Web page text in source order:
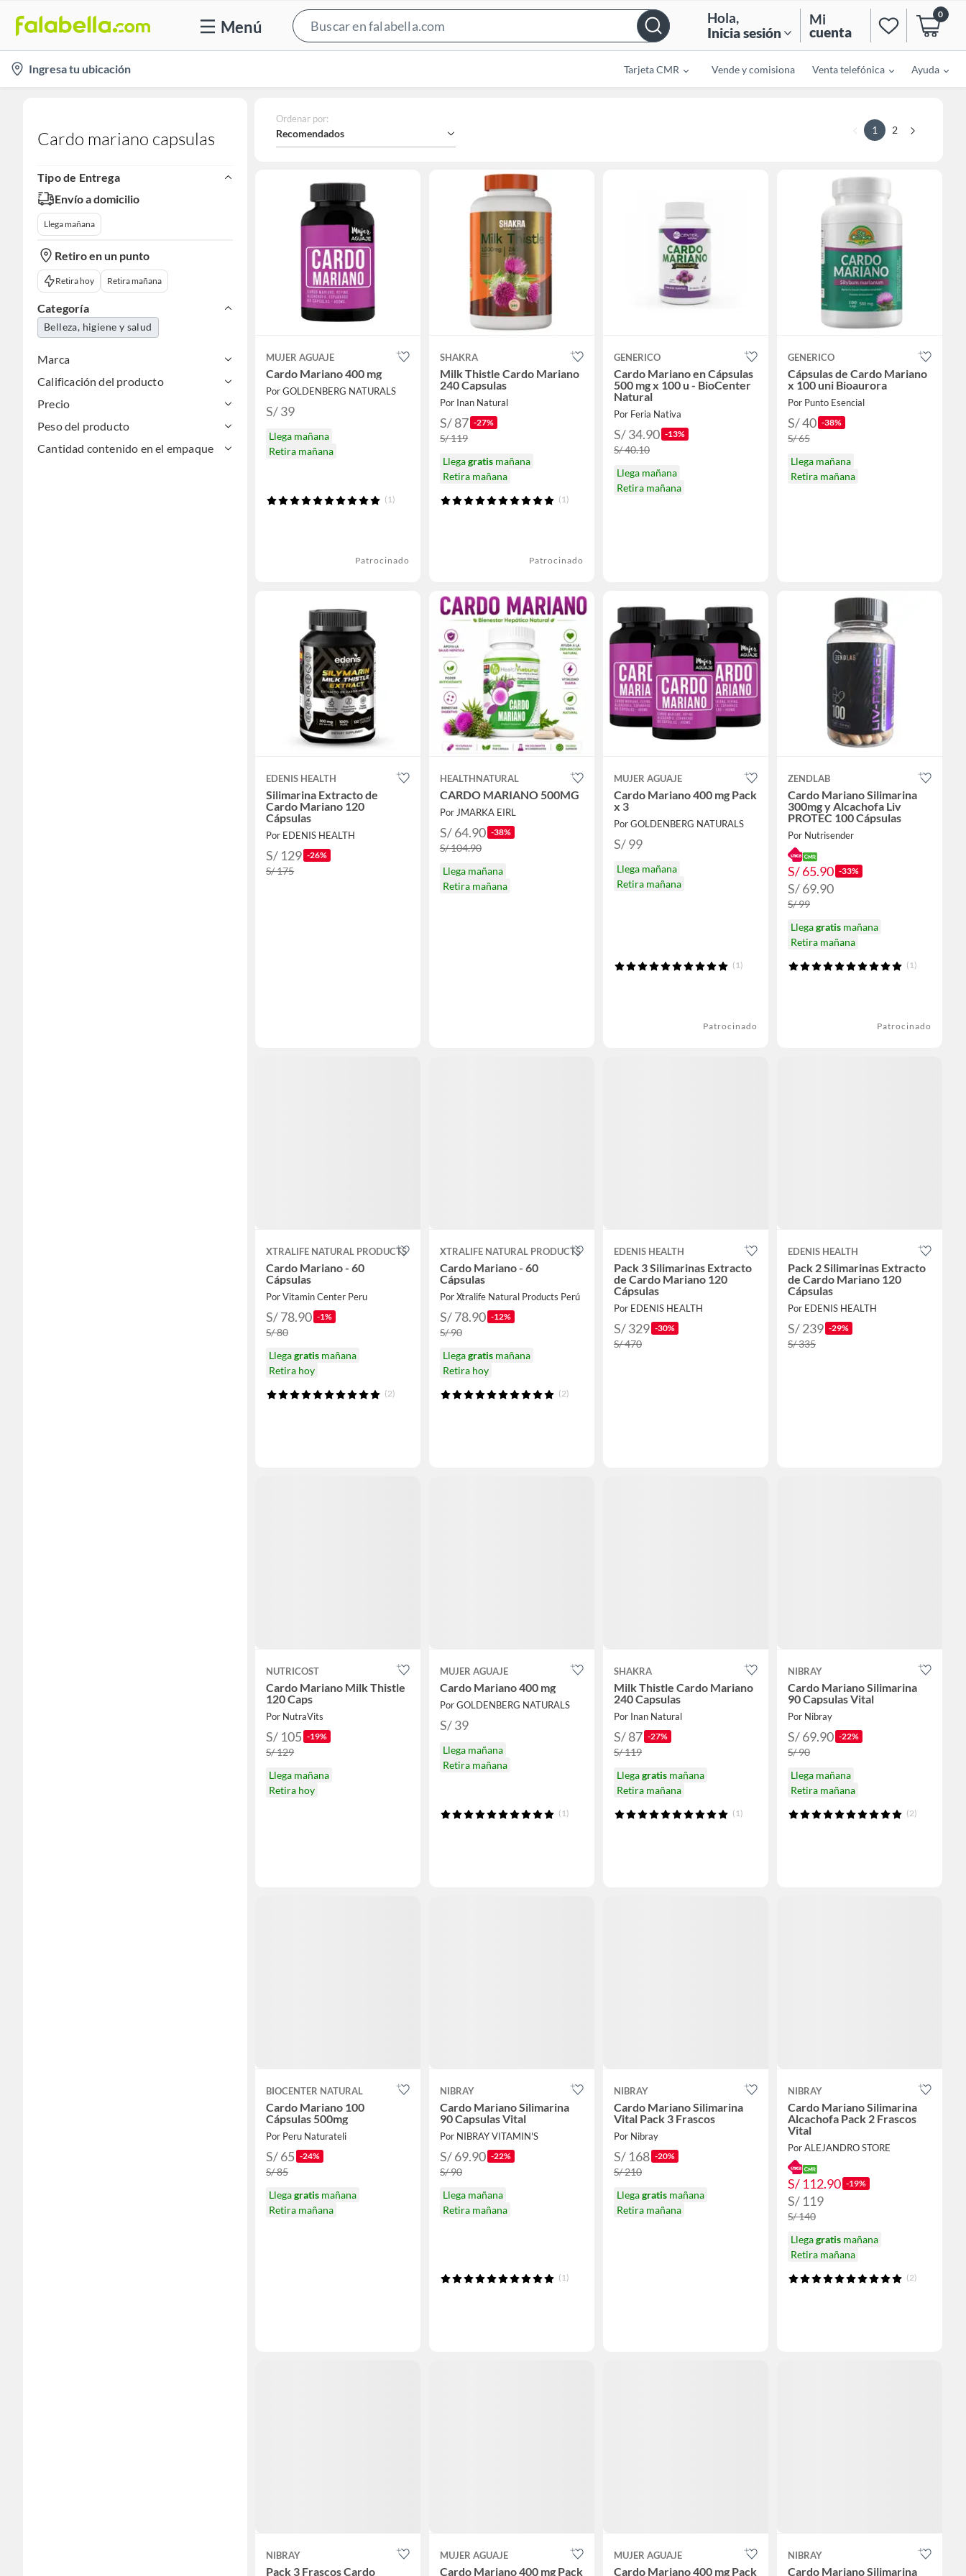
Menú
Bar
Hola,
Inicia sesión
Mi
cuenta
0
location-
icon
Ingresa tu ubicación Tarjeta CMR Vende y comisiona Venta telefónica Ayuda
Cardo mariano capsulas
Tipo de Entrega
Envío a domicilio
Llega mañana
Retiro en un punto
Retira hoy Retira mañana
Categoría
Belleza, higiene y salud
Marca
Calificación del producto
Precio
Peso del producto
Cantidad contenido en el empaque
Ordenar por:
Recomendados 1 2
MUJER AGUAJE
Cardo Mariano 400 mg
Por GOLDENBERG NATURALS
S/ 39
Llega mañana
Retira mañana
(1)
Patrocinado
SHAKRA
Milk Thistle Cardo Mariano
240 Capsulas
Por Inan Natural
S/ 87 -27%
S/ 119
Llegagratis mañana
Retira mañana
(1)
Patrocinado
GENERICO
Cardo Mariano en Cápsulas
500 mg x 100 u - BioCenter
Natural
Por Feria Nativa
S/ 34.90 -13%
S/ 40.10
Llega mañana
Retira mañana
GENERICO
Cápsulas de Cardo Mariano
x 100 uni Bioaurora
Por Punto Esencial
S/ 40 -38%
S/ 65
Llega mañana
Retira mañana
EDENIS HEALTH
Silimarina Extracto de
Cardo Mariano 120
Cápsulas
Por EDENIS HEALTH
S/ 129 -26%
S/ 175
HEALTHNATURAL
CARDO MARIANO 500MG
Por JMARKA EIRL
S/ 64.90 -38%
S/ 104.90
Llega mañana
Retira mañana
MUJER AGUAJE
Cardo Mariano 400 mg Pack
x 3
Por GOLDENBERG NATURALS
S/ 99
Llega mañana
Retira mañana
(1)
Patrocinado
ZENDLAB
Cardo Mariano Silimarina
300mg y Alcachofa Liv
PROTEC 100 Cápsulas
Por Nutrisender
S/ 65.90 -33%
S/ 69.90
S/ 99
Llegagratis mañana
Retira mañana
(1)
Patrocinado
XTRALIFE NATURAL PRODUCTS
Cardo Mariano - 60
Cápsulas
Por Vitamin Center Peru
S/ 78.90 -1%
S/ 80
Llegagratis mañana
Retira hoy
(2)
XTRALIFE NATURAL PRODUCTS
Cardo Mariano - 60
Cápsulas
Por Xtralife Natural Products Perú
S/ 78.90 -12%
S/ 90
Llegagratis mañana
Retira hoy
(2)
EDENIS HEALTH
Pack 3 Silimarinas Extracto
de Cardo Mariano 120
Cápsulas
Por EDENIS HEALTH
S/ 329 -30%
S/ 470
EDENIS HEALTH
Pack 2 Silimarinas Extracto
de Cardo Mariano 120
Cápsulas
Por EDENIS HEALTH
S/ 239 -29%
S/ 335
NUTRICOST
Cardo Mariano Milk Thistle
120 Caps
Por NutraVits
S/ 105 -19%
S/ 129
Llega mañana
Retira hoy
MUJER AGUAJE
Cardo Mariano 400 mg
Por GOLDENBERG NATURALS
S/ 39
Llega mañana
Retira mañana
(1)
SHAKRA
Milk Thistle Cardo Mariano
240 Capsulas
Por Inan Natural
S/ 87 -27%
S/ 119
Llegagratis mañana
Retira mañana
(1)
NIBRAY
Cardo Mariano Silimarina
90 Capsulas Vital
Por Nibray
S/ 69.90 -22%
S/ 90
Llega mañana
Retira mañana
(2)
BIOCENTER NATURAL
Cardo Mariano 100
Cápsulas 500mg
Por Peru Naturateli
S/ 65 -24%
S/ 85
Llegagratis mañana
Retira mañana
NIBRAY
Cardo Mariano Silimarina
90 Capsulas Vital
Por NIBRAY VITAMIN'S
S/ 69.90 -22%
S/ 90
Llega mañana
Retira mañana
(1)
NIBRAY
Cardo Mariano Silimarina
Vital Pack 3 Frascos
Por Nibray
S/ 168 -20%
S/ 210
Llegagratis mañana
Retira mañana
NIBRAY
Cardo Mariano Silimarina
Alcachofa Pack 2 Frascos
Vital
Por ALEJANDRO STORE
S/ 112.90 -19%
S/ 119
S/ 140
Llegagratis mañana
Retira mañana
(2)
NIBRAY
Pack 3 Frascos Cardo
MUJER AGUAJE
Cardo Mariano 400 mg Pack
MUJER AGUAJE
Cardo Mariano 400 mg Pack
NIBRAY
Cardo Mariano Silimarina